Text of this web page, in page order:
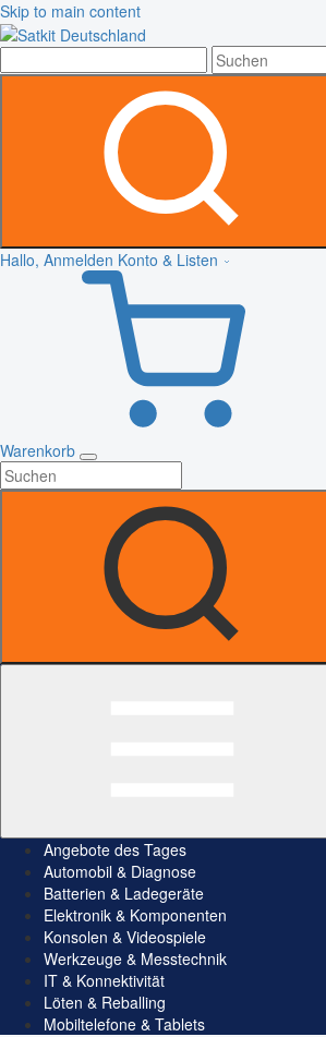
Skip to main content
Hallo, Anmelden Konto & Listen
Warenkorb
Angebote des Tages
Automobil & Diagnose
Batterien & Ladegeräte
Elektronik & Komponenten
Konsolen & Videospiele
Werkzeuge & Messtechnik
IT & Konnektivität
Löten & Reballing
Mobiltelefone & Tablets